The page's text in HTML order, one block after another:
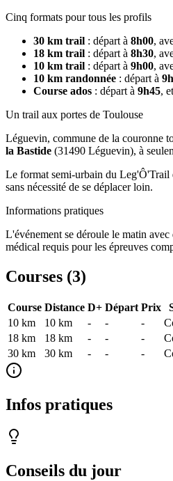
Cinq formats pour tous les profils
30 km trail : départ à 8h00,
18 km trail : départ à 8h30,
10 km trail : départ à 9h00,
10 km randonnée : départ à
Course ados : départ à 9h45,
Un trail aux portes de Toulouse
Léguevin, commune de la couronne
la Bastide (31490 Léguevin), à
Le format semi-urbain du Leg'Ô'Trail
sans nécessité de se déplacer loin.
Informations pratiques
L'événement se déroule le matin
médical requis pour les épreuves
Courses (3)
Course Distance D+ Départ Prix
10 km
10 km - - -
18 km
18 km - - -
30 km
30 km - - -
Infos pratiques
Conseils du jour